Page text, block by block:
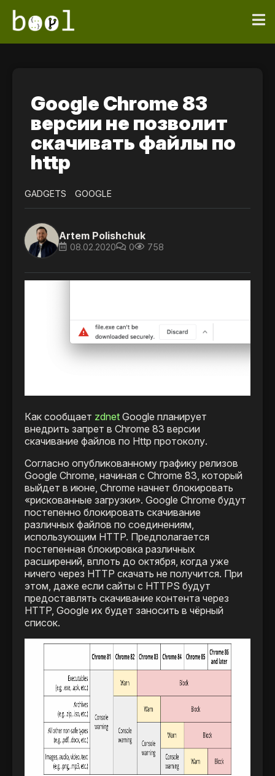
Google Chrome 83
версии не позволит
скачивать файлы по
http
GADGETS GOOGLE
Artem Polishchuk
08.02.2020 0 758
Как сообщает zdnet Google планирует
внедрить запрет в Chrome 83 версии
скачивание файлов по Http протоколу.
Согласно опубликованному графику релизов
Google Chrome, начиная с Chrome 83, который
выйдет в июне, Chrome начнет блокировать
«рискованные загрузки». Google Chrome будут
постепенно блокировать скачивание
различных файлов по соединениям,
использующим HTTP. Предполагается
постепенная блокировка различных
расширений, вплоть до октября, когда уже
ничего через HTTP скачать не получится. При
этом, даже если сайты с HTTPS будут
предоставлять скачивание контента через
HTTP, Google их будет заносить в чёрный
список.